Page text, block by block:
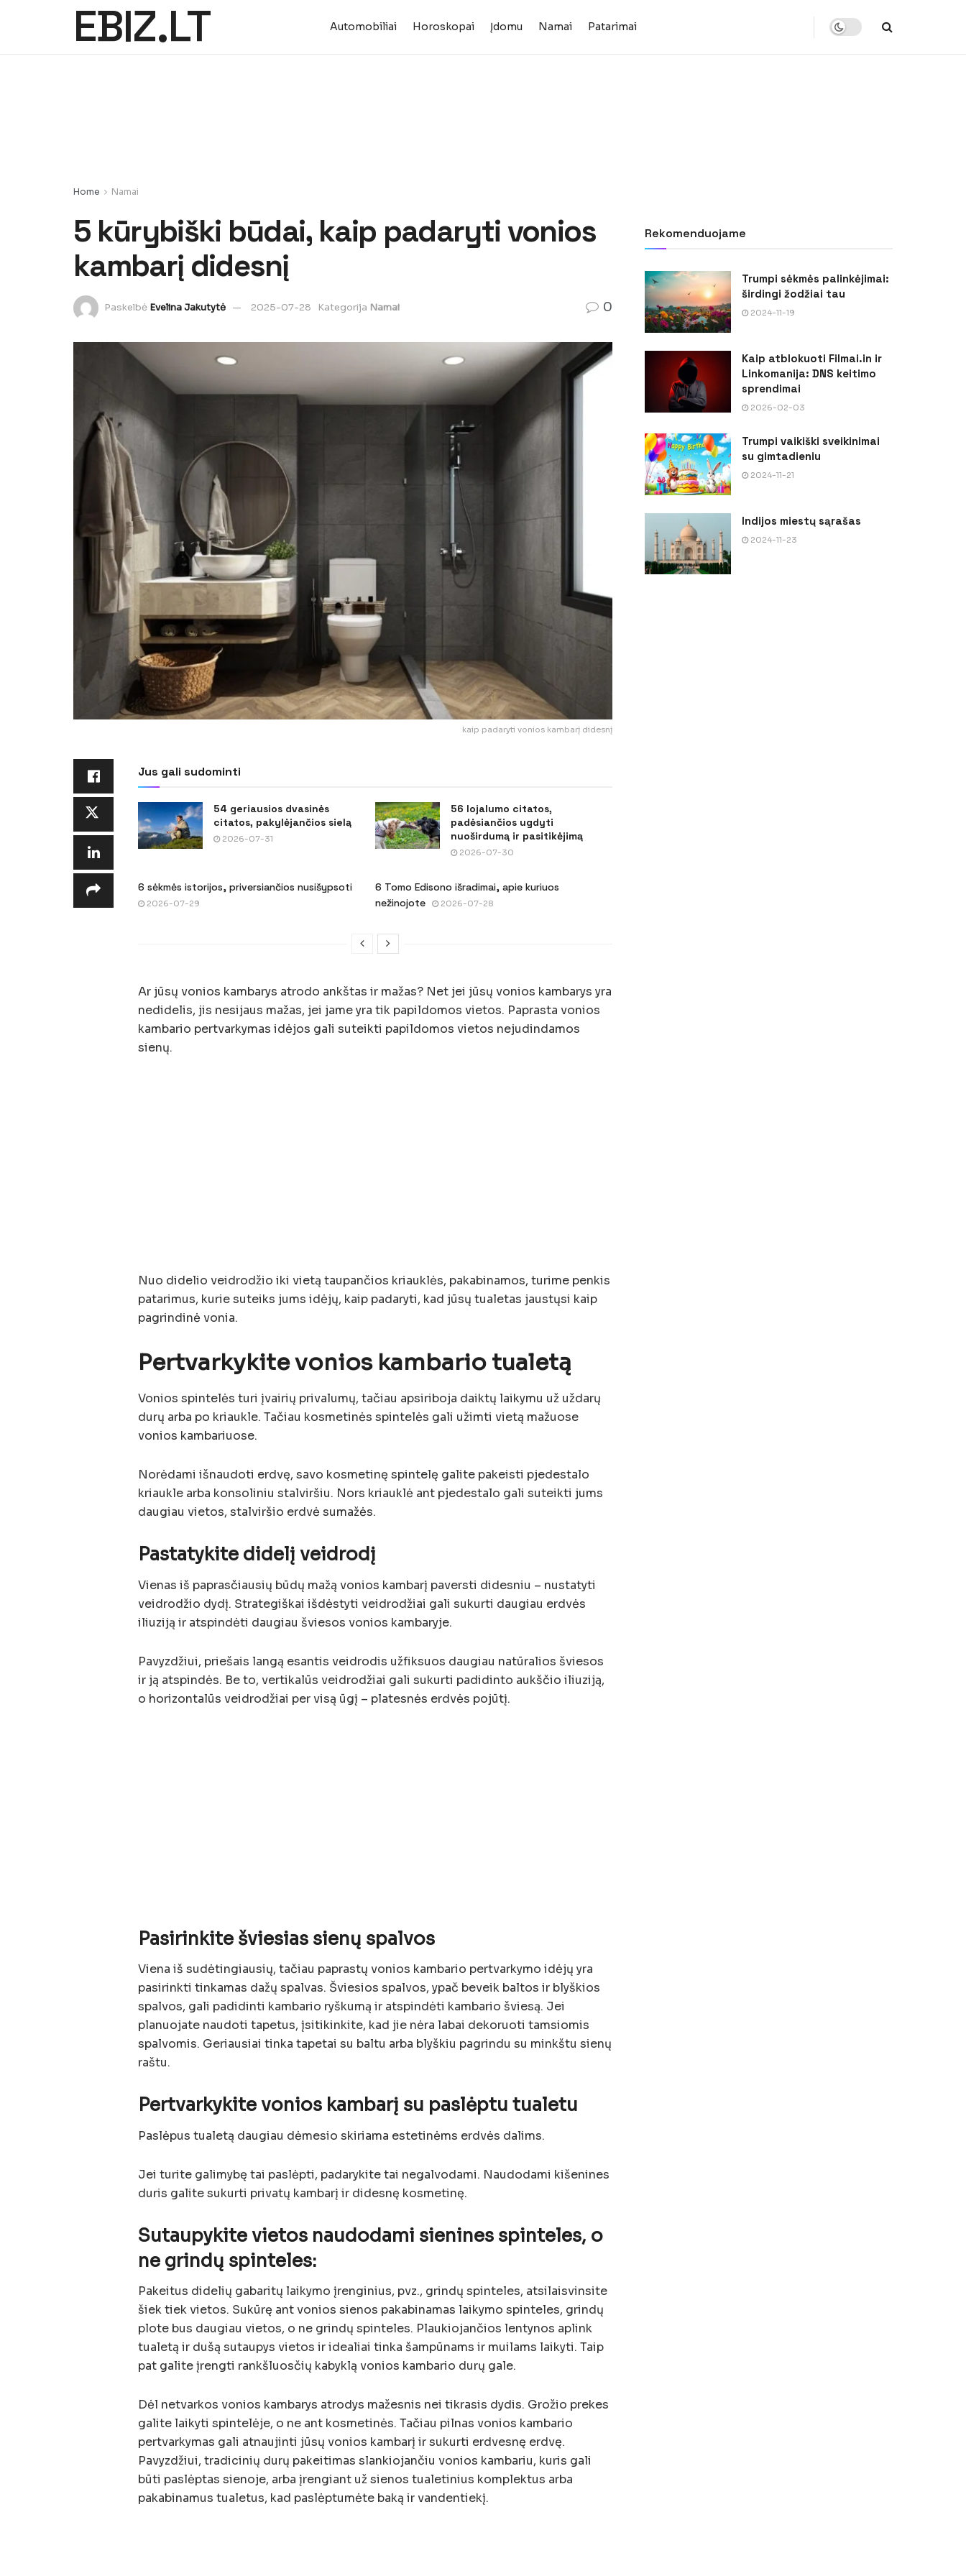
EBIZ.LT Automobiliai Horoskopai Įdomu Namai Patarimai
Home Namai
5 kūrybiški būdai, kaip padaryti vonios
kambarį didesnį
Paskelbė Evelina Jakutytė 2025-07-28 Kategorija Namai 0
kaip padaryti vonios kambarį didesnį
Jus gali sudominti
54 geriausios dvasinės
citatos, pakylėjančios sielą
2026-07-31
56 lojalumo citatos,
padėsiančios ugdyti
nuoširdumą ir pasitikėjimą
2026-07-30
6 sėkmės istorijos, priversiančios nusišypsoti
2026-07-29
6 Tomo Edisono išradimai, apie kuriuos
nežinojote
2026-07-28
Ar jūsų vonios kambarys atrodo ankštas ir mažas? Net jei jūsų vonios kambarys yra
nedidelis, jis nesijaus mažas, jei jame yra tik papildomos vietos. Paprasta vonios
kambario pertvarkymas idėjos gali suteikti papildomos vietos nejudindamos
sienų.
Nuo didelio veidrodžio iki vietą taupančios kriauklės, pakabinamos, turime penkis
patarimus, kurie suteiks jums idėjų, kaip padaryti, kad jūsų tualetas jaustųsi kaip
pagrindinė vonia.
Pertvarkykite vonios kambario tualetą
Vonios spintelės turi įvairių privalumų, tačiau apsiriboja daiktų laikymu už uždarų
durų arba po kriaukle. Tačiau kosmetinės spintelės gali užimti vietą mažuose
vonios kambariuose.
Norėdami išnaudoti erdvę, savo kosmetinę spintelę galite pakeisti pjedestalo
kriaukle arba konsoliniu stalviršiu. Nors kriauklė ant pjedestalo gali suteikti jums
daugiau vietos, stalviršio erdvė sumažės.
Pastatykite didelį veidrodį
Vienas iš paprasčiausių būdų mažą vonios kambarį paversti didesniu – nustatyti
veidrodžio dydį. Strategiškai išdėstyti veidrodžiai gali sukurti daugiau erdvės
iliuziją ir atspindėti daugiau šviesos vonios kambaryje.
Pavyzdžiui, priešais langą esantis veidrodis užfiksuos daugiau natūralios šviesos
ir ją atspindės. Be to, vertikalūs veidrodžiai gali sukurti padidinto aukščio iliuziją,
o horizontalūs veidrodžiai per visą ūgį – platesnės erdvės pojūtį.
Pasirinkite šviesias sienų spalvos
Viena iš sudėtingiausių, tačiau paprastų vonios kambario pertvarkymo idėjų yra
pasirinkti tinkamas dažų spalvas. Šviesios spalvos, ypač beveik baltos ir blyškios
spalvos, gali padidinti kambario ryškumą ir atspindėti kambario šviesą. Jei
planuojate naudoti tapetus, įsitikinkite, kad jie nėra labai dekoruoti tamsiomis
spalvomis. Geriausiai tinka tapetai su baltu arba blyškiu pagrindu su minkštu sienų
raštu.
Pertvarkykite vonios kambarį su paslėptu tualetu
Paslėpus tualetą daugiau dėmesio skiriama estetinėms erdvės dalims.
Jei turite galimybę tai paslėpti, padarykite tai negalvodami. Naudodami kišenines
duris galite sukurti privatų kambarį ir didesnę kosmetinę.
Sutaupykite vietos naudodami sienines spinteles, o
ne grindų spinteles:
Pakeitus didelių gabaritų laikymo įrenginius, pvz., grindų spinteles, atsilaisvinsite
šiek tiek vietos. Sukūrę ant vonios sienos pakabinamas laikymo spinteles, grindų
plote bus daugiau vietos, o ne grindų spinteles. Plaukiojančios lentynos aplink
tualetą ir dušą sutaupys vietos ir idealiai tinka šampūnams ir muilams laikyti. Taip
pat galite įrengti rankšluosčių kabyklą vonios kambario durų gale.
Dėl netvarkos vonios kambarys atrodys mažesnis nei tikrasis dydis. Grožio prekes
galite laikyti spintelėje, o ne ant kosmetinės. Tačiau pilnas vonios kambario
pertvarkymas gali atnaujinti jūsų vonios kambarį ir sukurti erdvesnę erdvę.
Pavyzdžiui, tradicinių durų pakeitimas slankiojančiu vonios kambariu, kuris gali
būti paslėptas sienoje, arba įrengiant už sienos tualetinius komplektus arba
pakabinamus tualetus, kad paslėptumėte baką ir vandentiekį.
Rekomenduojame
Trumpi sėkmės palinkėjimai:
širdingi žodžiai tau
2024-11-19
Kaip atblokuoti Filmai.in ir
Linkomanija: DNS keitimo
sprendimai
2026-02-03
Trumpi vaikiški sveikinimai
su gimtadieniu
2024-11-21
Indijos miestų sąrašas
2024-11-23